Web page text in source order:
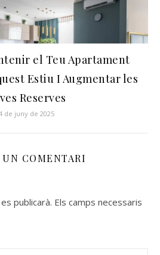
el Teu Apartament
Estiu I Augmentar les
Reserves
de juny de 2025
COMENTARI
publicarà. Els camps necessaris